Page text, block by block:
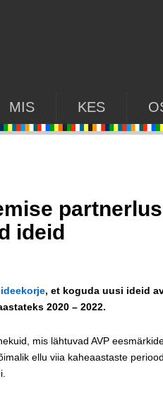
MIS KES
ideid
ideekorje, et koguda uusi ideid
2020 – 2022.
mis lähtuvad AVP
ellu viia kaheaastaste